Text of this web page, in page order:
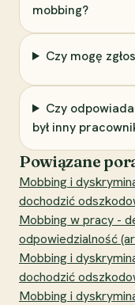
mobbing?
Czy mogę
Czy
był inny
Powiązane
Mobbing i
dochodzić
Mobbing w pracy -
odpowiedzialność
Mobbing i
dochodzić
Mobbing i